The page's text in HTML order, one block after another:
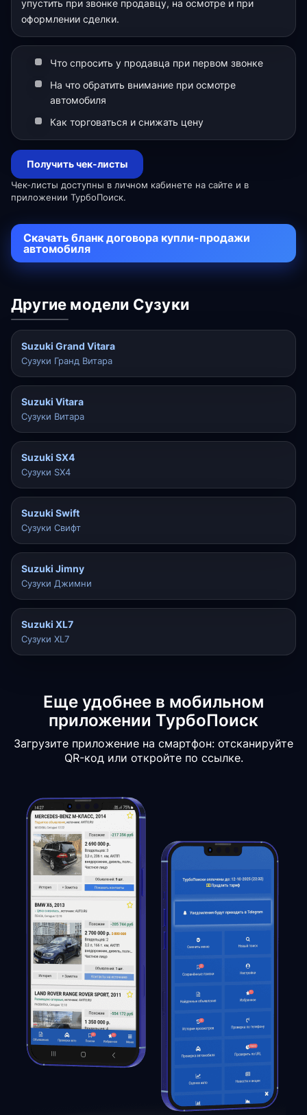
упустить при звонке продавцу, на осмотре и при
оформлении сделки.
Что спросить у продавца при первом звонке
На что обратить внимание при осмотре
автомобиля
Как торговаться и снижать цену
Получить чек-листы
Чек-листы доступны в личном кабинете на сайте и в
приложении ТурбоПоиск.
Скачать бланк договора купли-продажи
автомобиля
Другие модели Сузуки
Suzuki Grand Vitara
Сузуки Гранд Витара
Suzuki Vitara
Сузуки Витара
Suzuki SX4
Сузуки SX4
Suzuki Swift
Сузуки Свифт
Suzuki Jimny
Сузуки Джимни
Suzuki XL7
Сузуки XL7
Еще удобнее в мобильном
приложении ТурбоПоиск
Загрузите приложение на смартфон: отсканируйте
QR-код или откройте по ссылке.